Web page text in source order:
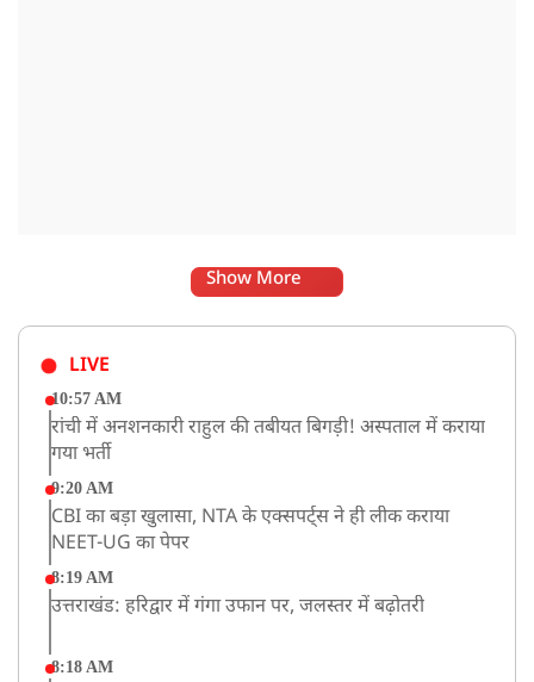
Show More
LIVE
10:57 AM
रांची में अनशनकारी राहुल की तबीयत बिगड़ी! अस्पताल में कराया
गया भर्ती
9:20 AM
CBI का बड़ा खुलासा, NTA के एक्सपर्ट्स ने ही लीक कराया
NEET-UG का पेपर
8:19 AM
उत्तराखंड: हरिद्वार में गंगा उफान पर, जलस्तर में बढ़ोतरी
8:18 AM